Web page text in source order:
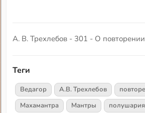
А. В. Трехлебов - 301 - О
Теги
Ведагор А.В. Трехлебов
Махамантра
Мантры